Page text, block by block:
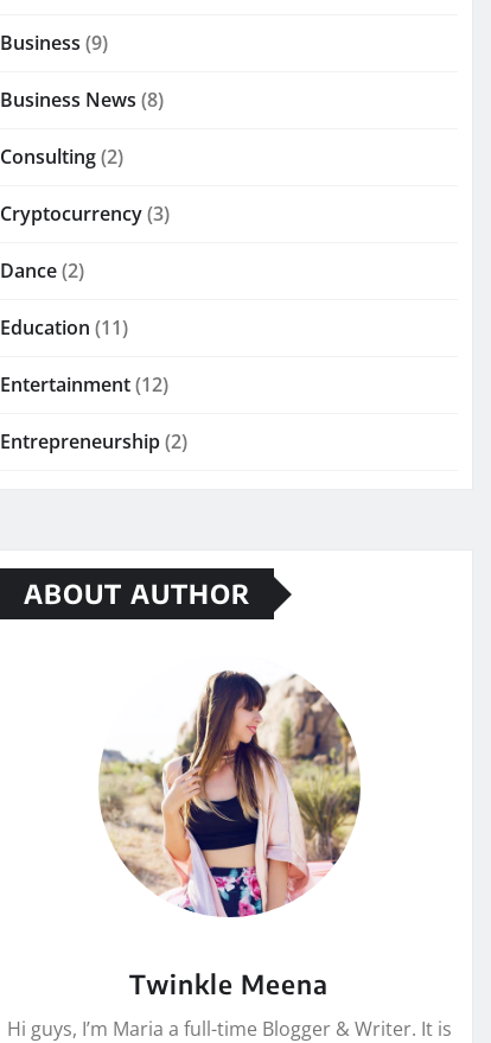
Business (9)
Business News (8)
Consulting(2)
Cryptocurrency(3)
Dance(2)
Education (11)
Entertainment(12)
Entrepreneurship(2)
ABOUT AUTHOR
Twinkle Meena
Hi guys, I’m Maria a full-time Blogger & Writer. It is